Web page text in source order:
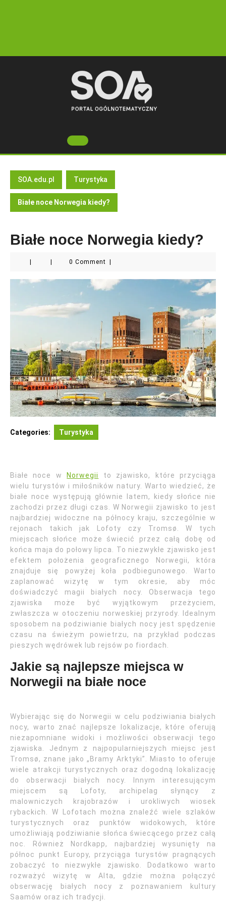
Open
Button
SOA.edu.pl Turystyka
Białe noce Norwegia kiedy?
Białe noce Norwegia kiedy?
0 Comment
Categories: Turystyka
Białe noce w Norwegii
to zjawisko, które przyciąga
wielu turystów i miłośników natury. Warto wiedzieć, że
białe noce występują głównie latem, kiedy słońce nie
zachodzi przez długi czas. W Norwegii zjawisko to jest
najbardziej widoczne na północy kraju, szczególnie w
rejonach takich jak Lofoty czy Tromsø. W tych
miejscach słońce może świecić przez całą dobę od
końca maja do połowy lipca. To niezwykłe zjawisko jest
efektem położenia geograficznego Norwegii, która
znajduje się powyżej koła podbiegunowego. Warto
zaplanować wizytę w tym okresie, aby móc
doświadczyć magii białych nocy. Obserwacja tego
zjawiska może być wyjątkowym przeżyciem,
zwłaszcza w otoczeniu norweskiej przyrody. Idealnym
sposobem na podziwianie białych nocy jest spędzenie
czasu na świeżym powietrzu, na przykład podczas
pieszych wędrówek lub rejsów po fiordach.
Jakie są najlepsze miejsca w
Norwegii na białe noce
Wybierając się do Norwegii w celu podziwiania białych
nocy, warto znać najlepsze lokalizacje, które oferują
niezapomniane widoki i możliwości obserwacji tego
zjawiska. Jednym z najpopularniejszych miejsc jest
Tromsø, znane jako „Bramy Arktyki”. Miasto to oferuje
wiele atrakcji turystycznych oraz dogodną lokalizację
do obserwacji białych nocy. Innym interesującym
miejscem są Lofoty, archipelag słynący z
malowniczych krajobrazów i urokliwych wiosek
rybackich. W Lofotach można znaleźć wiele szlaków
turystycznych oraz punktów widokowych, które
umożliwiają podziwianie słońca świecącego przez całą
noc. Również Nordkapp, najbardziej wysunięty na
północ punkt Europy, przyciąga turystów pragnących
zobaczyć to niezwykłe zjawisko. Dodatkowo warto
rozważyć wizytę w Alta, gdzie można połączyć
obserwację białych nocy z poznawaniem kultury
Saamów oraz ich tradycji.